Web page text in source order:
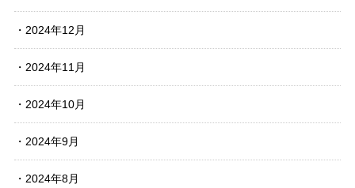
2024年12月
2024年11月
2024年10月
2024年9月
2024年8月